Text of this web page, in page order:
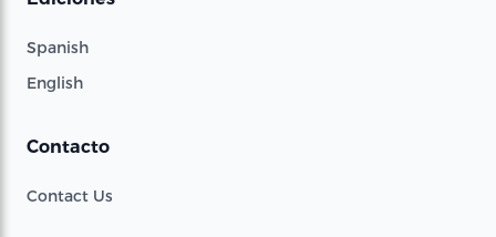
Spanish
English
Contacto
Contact Us